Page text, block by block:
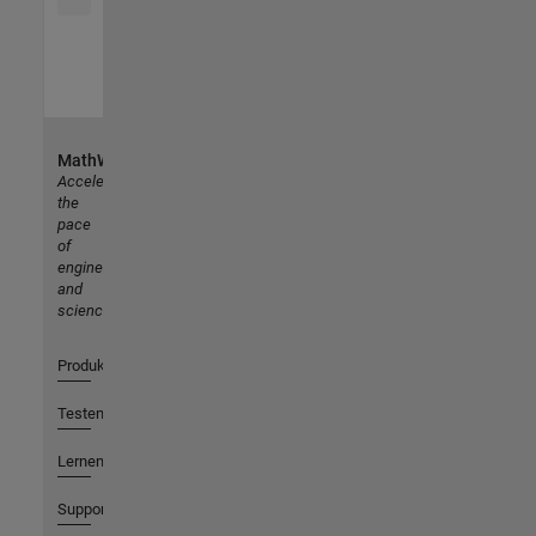
MathWorks
Accelerating
the
pace
of
engineering
and
science
Produkte
Testen oder Kaufen
Lernen
Support